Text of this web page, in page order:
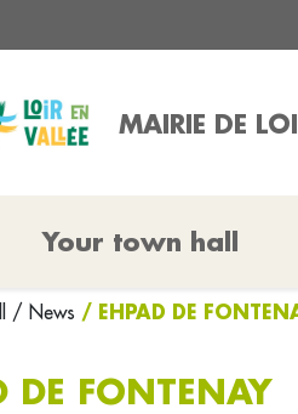
MAIRIE DE
Your town hall
/ News / EHPAD DE
DE FONTENAY